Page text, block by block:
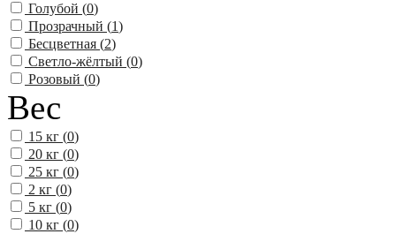
Голубой (0)
Прозрачный (1)
Бесцветная (2)
Светло-жёлтый (0)
Розовый (0)
Вес
15 кг (0)
20 кг (0)
25 кг (0)
2 кг (0)
5 кг (0)
10 кг (0)